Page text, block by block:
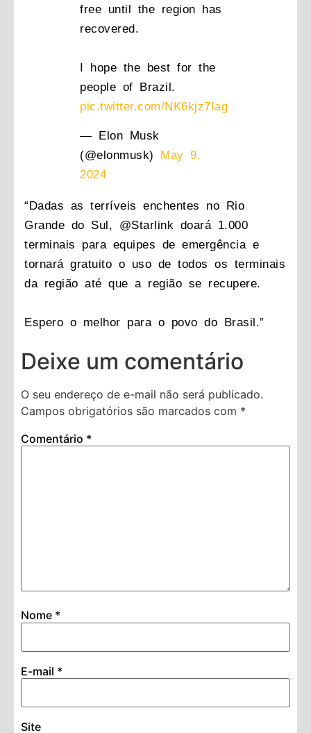
free until the region has
recovered.
I hope the best for the
people of Brazil.
pic.twitter.com/NK6kjz7Iag
— Elon Musk
(@elonmusk)
May 9,
2024
“Dadas as terríveis enchentes no Rio
Grande do Sul, @Starlink doará 1.000
terminais para equipes de emergência e
tornará gratuito o uso de todos os terminais
da região até que a região se recupere.
Espero o melhor para o povo do Brasil.”
Deixe um comentário
O seu endereço de e-mail não será publicado.
Campos obrigatórios são marcados com *
Comentário *
Nome *
E-mail *
Site